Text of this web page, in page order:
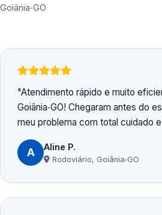
Goiânia‑GO
Atendimento rápido e muito
Goiânia‑GO! Chegaram antes do
meu problema com total cuidado
A Aline P.
Rodoviário, Goiânia‑GO